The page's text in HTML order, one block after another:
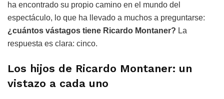
ha encontrado su propio camino en el mundo del
espectáculo, lo que ha llevado a muchos a preguntarse:
¿cuántos vástagos tiene Ricardo Montaner? La
respuesta es clara: cinco.
Los hijos de Ricardo Montaner: un
vistazo a cada uno